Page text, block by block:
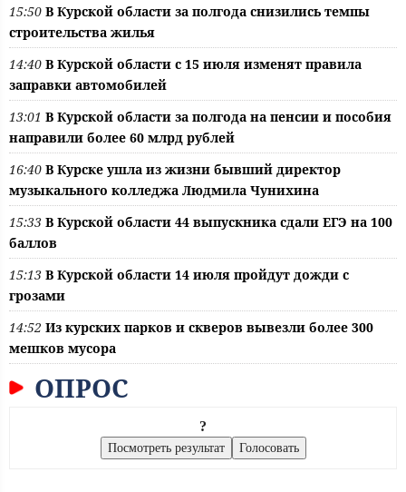
15:50 В Курской области за полгода снизились темпы
строительства жилья
14:40 В Курской области с 15 июля изменят правила
заправки автомобилей
13:01 В Курской области за полгода на пенсии и пособия
направили более 60 млрд рублей
16:40 В Курске ушла из жизни бывший директор
музыкального колледжа Людмила Чунихина
15:33 В Курской области 44 выпускника сдали ЕГЭ на 100
баллов
15:13 В Курской области 14 июля пройдут дожди с
грозами
14:52 Из курских парков и скверов вывезли более 300
мешков мусора
ОПРОС
?